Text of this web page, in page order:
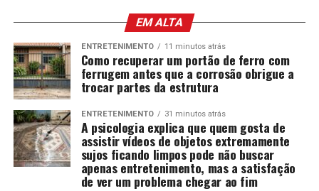
EM ALTA
ENTRETENIMENTO 11 minutos atrás
Como recuperar um portão de ferro com
ferrugem antes que a corrosão obrigue a
trocar partes da estrutura
ENTRETENIMENTO 31 minutos atrás
A psicologia explica que quem gosta de
assistir vídeos de objetos extremamente
sujos ficando limpos pode não buscar
apenas entretenimento, mas a satisfação
de ver um problema chegar ao fim